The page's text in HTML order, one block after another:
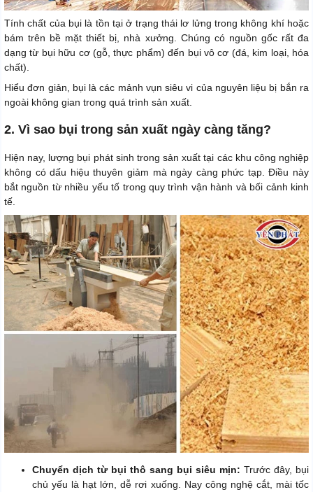
Tính chất của bụi là tồn tại ở trạng thái lơ lửng trong không khí hoặc
bám trên bề mặt thiết bị, nhà xưởng. Chúng có nguồn gốc rất đa
dạng từ bụi hữu cơ (gỗ, thực phẩm) đến bụi vô cơ (đá, kim loại, hóa
chất).
Hiểu đơn giản, bụi là các mảnh vụn siêu vi của nguyên liệu bị bắn ra
ngoài không gian trong quá trình sản xuất.
2. Vì sao bụi trong sản xuất ngày càng tăng?
Hiện nay, lượng bụi phát sinh trong sản xuất tại các khu công nghiệp
không có dấu hiệu thuyên giảm mà ngày càng phức tạp. Điều này
bắt nguồn từ nhiều yếu tố trong quy trình vận hành và bối cảnh kinh
tế.
Chuyển dịch từ bụi thô sang bụi siêu mịn: Trước đây, bụi
chủ yếu là hạt lớn, dễ rơi xuống. Nay công nghệ cắt, mài tốc